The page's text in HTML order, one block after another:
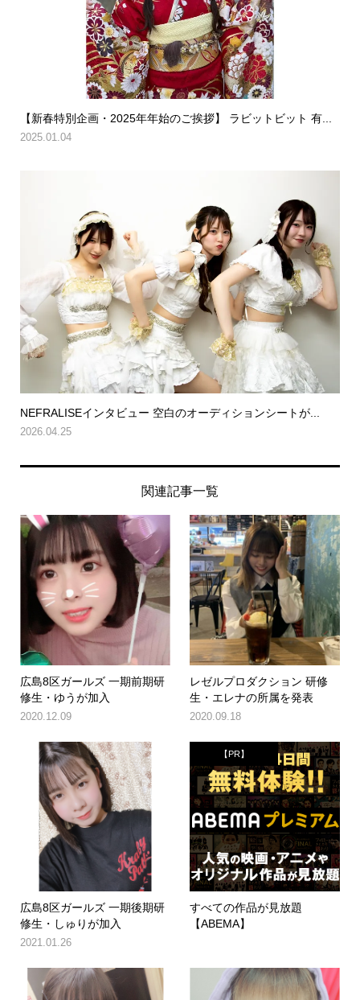
【新春特別企画・2025年年始のご挨拶】 ラビットビット 有...
2025.01.04
NEFRALISEインタビュー 空白のオーディションシートが...
2026.04.25
関連記事一覧
広島8区ガールズ 一期前期研
修生・ゆうが加入
2020.12.09
レゼルプロダクション 研修
生・エレナの所属を発表
2020.09.18
広島8区ガールズ 一期後期研
修生・しゅりが加入
2021.01.26
【PR】
すべての作品が見放題
【ABEMA】